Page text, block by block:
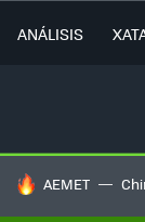
ANÁLISIS
HOY SE HABLA
AEMET